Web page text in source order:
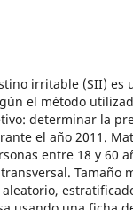
irritable (SII) es
el método
determinar la
el año 2011.
entre 18 y 60
Tamaño